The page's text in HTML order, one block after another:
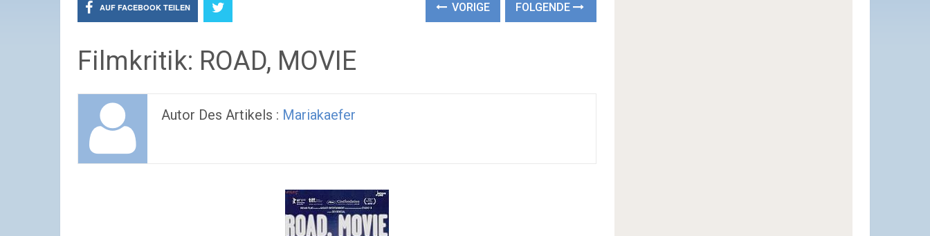
AUF FACEBOOK TEILEN VORIGE FOLGENDE
Filmkritik: ROAD, MOVIE
Autor Des Artikels : Mariakaefer